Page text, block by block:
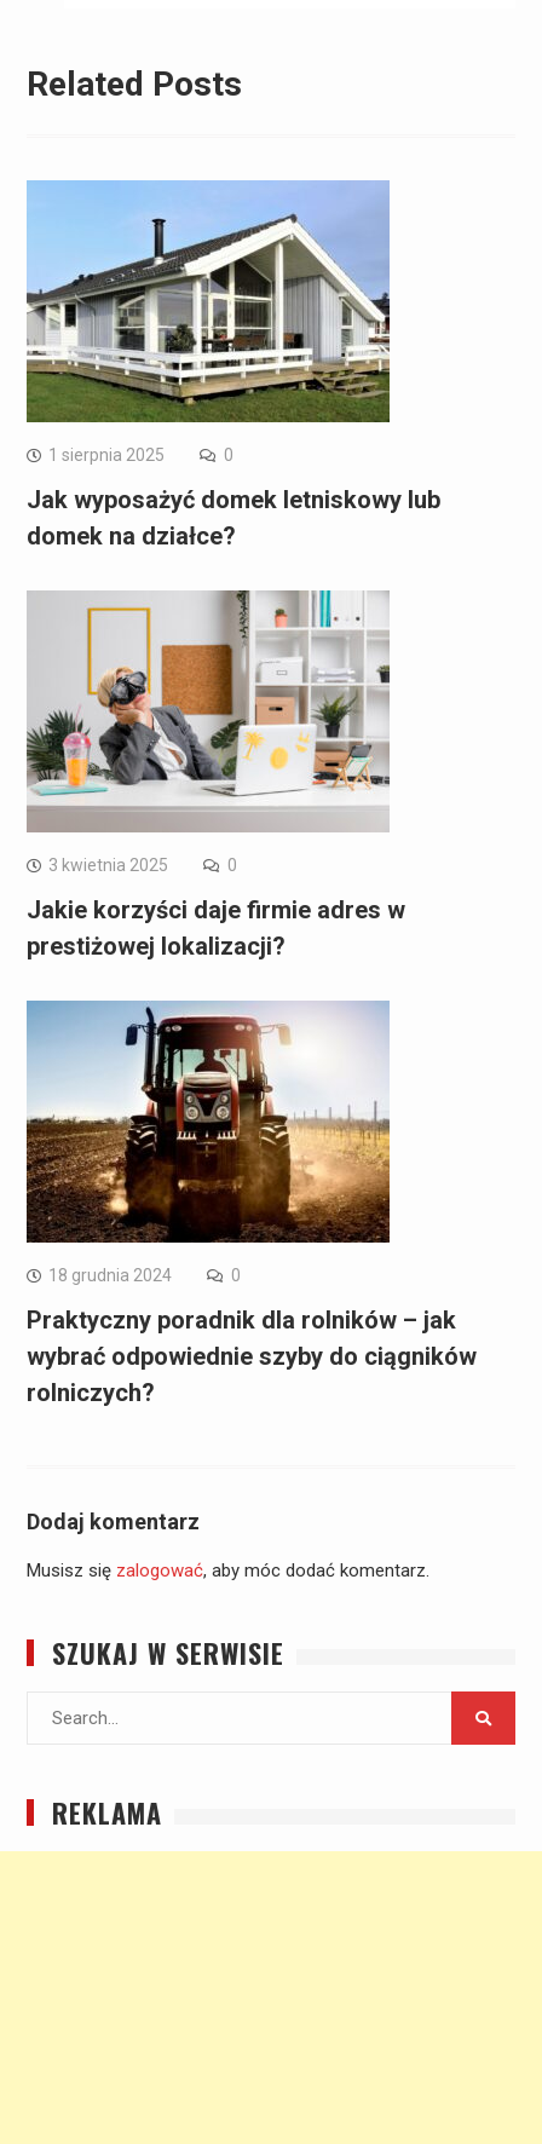
Related Posts
1 sierpnia 2025 0
Jak wyposażyć domek letniskowy lub
domek na działce?
3 kwietnia 2025 0
Jakie korzyści daje firmie adres w
prestiżowej lokalizacji?
18 grudnia 2024 0
Praktyczny poradnik dla rolników – jak
wybrać odpowiednie szyby do ciągników
rolniczych?
Dodaj komentarz
Musisz się zalogować, aby móc dodać komentarz.
SZUKAJ W SERWISIE
REKLAMA